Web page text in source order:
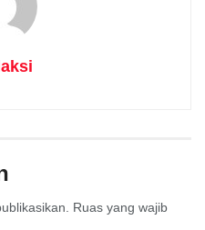
Ruas yang wajib